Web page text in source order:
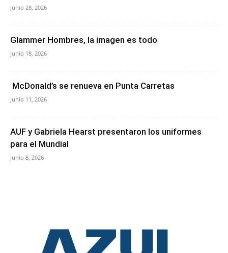
junio 28, 2026
Glammer Hombres, la imagen es todo
junio 18, 2026
McDonald’s se renueva en Punta Carretas
junio 11, 2026
AUF y Gabriela Hearst presentaron los uniformes
para el Mundial
junio 8, 2026